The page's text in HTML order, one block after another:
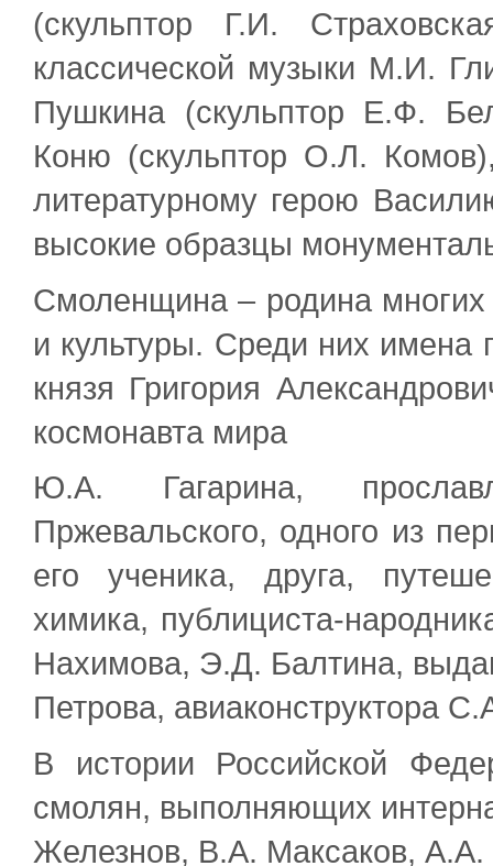
(скульптор Г.И.
классической музыки М.И.
Пушкина (скульптор Е.Ф.
Коню (скульптор О.Л.
литературному герою
высокие образцы
Смоленщина – родина многих
и культуры. Среди них имена
князя Григория
космонавта мира
Ю.А. Гагарина,
Пржевальского, одного из
его ученика, друга,
химика, публициста-
Нахимова, Э.Д. Балтина,
Петрова, авиаконструктора
В истории Российской
смолян, выполняющих
Железнов, В.А. Максаков, А.А.